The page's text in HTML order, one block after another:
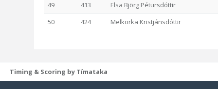
49
413
Elsa Björg Pétursdóttir
50
424 Melkorka Kristjánsdóttir
Timing & Scoring by Tímataka